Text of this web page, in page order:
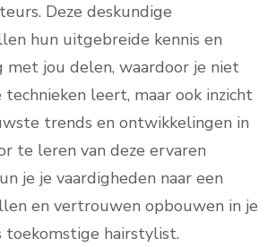
Deze deskundige
hun uitgebreide kennis en
met jou delen, waardoor je niet
leert, maar ook inzicht
trends en ontwikkelingen in
te leren van deze ervaren
je je vaardigheden naar een
en vertrouwen opbouwen in je
toekomstige hairstylist.